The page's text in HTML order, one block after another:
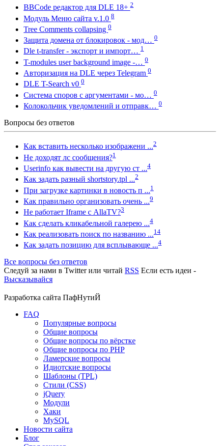
BBCode редактор для DLE 18+ 2
Модуль Меню сайта v.1.0 8
Tree Comments collapsing 0
Защита домена от блокировок - мод… 0
Dle t-transfer - экспорт и импорт… 1
T-modules user background image -… 0
Авторизация на DLE через Telegram 0
DLE T-Search v0 0
Система споров с аргументами - мо… 0
Колокольчик уведомлений и отправк… 0
Вопросы без ответов
Как вставить несколько изображени ...2
Не доходят лс сообщения?1
Userinfo как вывести на другую ст ...4
Как задать разный shortstory.tpl ...2
При загрузке картинки в новость п ...1
Как правильно организовать очень ...9
Не работает Iframe с AllaTV?3
Как сделать кликабельной галерею ...4
Как реализовать поиск по названию ...14
Как задать позицию для всплывающе ...4
Все вопросы без ответов
Следуй за нами в Twitterили читай RSS Если есть идеи -
Высказывайся
Разработка сайта ПафНутиЙ
FAQ
Популярные вопросы
Общие вопросы
Общие вопросы по вёрстке
Общие вопросы по PHP
Ламерские вопросы
Идиотские вопросы
Шаблоны (TPL)
Стили (CSS)
jQuery
Модули
Хаки
MySQL
Новости сайта
Блог